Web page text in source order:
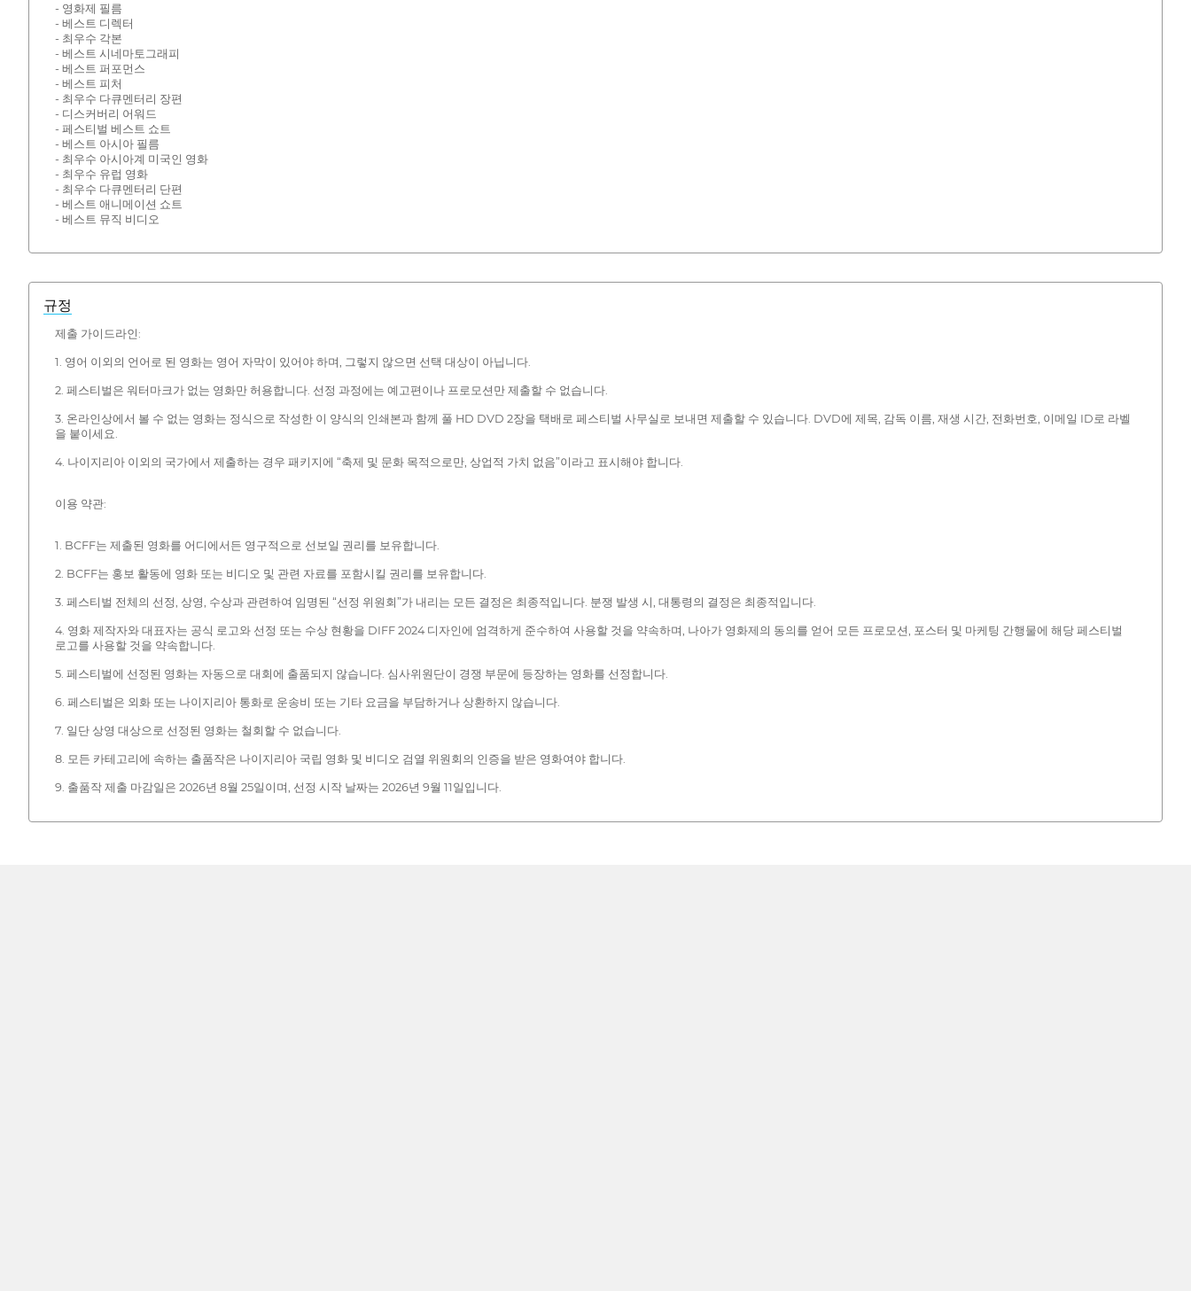
- 영화제 필름
- 베스트 디렉터
- 최우수 각본
- 베스트 시네마토그래피
- 베스트 퍼포먼스
- 베스트 피처
- 최우수 다큐멘터리 장편
- 디스커버리 어워드
- 페스티벌 베스트 쇼트
- 베스트 아시아 필름
- 최우수 아시아계 미국인 영화
- 최우수 유럽 영화
- 최우수 다큐멘터리 단편
- 베스트 애니메이션 쇼트
- 베스트 뮤직 비디오
규정
제출 가이드라인:
1. 영어 이외의 언어로 된 영화는 영어 자막이 있어야 하며, 그렇지 않으면 선택 대상이 아닙니다.
2. 페스티벌은 워터마크가 없는 영화만 허용합니다. 선정 과정에는 예고편이나 프로모션만 제출할 수 없습니다.
3. 온라인상에서 볼 수 없는 영화는 정식으로 작성한 이 양식의 인쇄본과 함께 풀 HD DVD 2장을 택배로 페스티벌 사무실로 보내면 제출할 수 있습니다. DVD에 제목, 감독 이름, 재생 시간, 전화번호, 이메일 ID로 라벨
을 붙이세요.
4. 나이지리아 이외의 국가에서 제출하는 경우 패키지에 “축제 및 문화 목적으로만, 상업적 가치 없음”이라고 표시해야 합니다.
이용 약관:
1. BCFF는 제출된 영화를 어디에서든 영구적으로 선보일 권리를 보유합니다.
2. BCFF는 홍보 활동에 영화 또는 비디오 및 관련 자료를 포함시킬 권리를 보유합니다.
3. 페스티벌 전체의 선정, 상영, 수상과 관련하여 임명된 “선정 위원회”가 내리는 모든 결정은 최종적입니다. 분쟁 발생 시, 대통령의 결정은 최종적입니다.
4. 영화 제작자와 대표자는 공식 로고와 선정 또는 수상 현황을 DIFF 2024 디자인에 엄격하게 준수하여 사용할 것을 약속하며, 나아가 영화제의 동의를 얻어 모든 프로모션, 포스터 및 마케팅 간행물에 해당 페스티벌
로고를 사용할 것을 약속합니다.
5. 페스티벌에 선정된 영화는 자동으로 대회에 출품되지 않습니다. 심사위원단이 경쟁 부문에 등장하는 영화를 선정합니다.
6. 페스티벌은 외화 또는 나이지리아 통화로 운송비 또는 기타 요금을 부담하거나 상환하지 않습니다.
7. 일단 상영 대상으로 선정된 영화는 철회할 수 없습니다.
8. 모든 카테고리에 속하는 출품작은 나이지리아 국립 영화 및 비디오 검열 위원회의 인증을 받은 영화여야 합니다.
9. 출품작 제출 마감일은 2026년 8월 25일이며, 선정 시작 날짜는 2026년 9월 11일입니다.